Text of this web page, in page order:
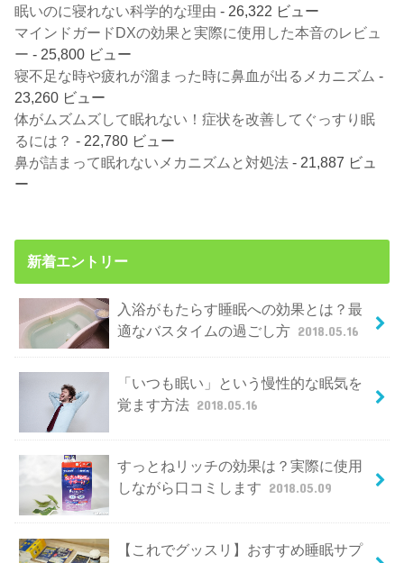
眠いのに寝れない科学的な理由 - 26,322 ビュー
マインドガードDXの効果と実際に使用した本音のレビュ
ー - 25,800 ビュー
寝不足な時や疲れが溜まった時に鼻血が出るメカニズム -
23,260 ビュー
体がムズムズして眠れない！症状を改善してぐっすり眠
るには？ - 22,780 ビュー
鼻が詰まって眠れないメカニズムと対処法 - 21,887 ビュ
ー
新着エントリー
入浴がもたらす睡眠への効果とは？最
適なバスタイムの過ごし方 2018.05.16
「いつも眠い」という慢性的な眠気を
覚ます方法 2018.05.16
すっとねリッチの効果は？実際に使用
しながら口コミします 2018.05.09
【これでグッスリ】おすすめ睡眠サプ